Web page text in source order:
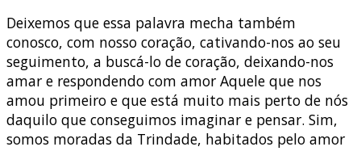
Deixemos que essa palavra mecha também
conosco, com nosso coração, cativando-nos ao seu
seguimento, a buscá-lo de coração, deixando-nos
amar e respondendo com amor Aquele que nos
amou primeiro e que está muito mais perto de nós
daquilo que conseguimos imaginar e pensar. Sim,
somos moradas da Trindade, habitados pelo amor